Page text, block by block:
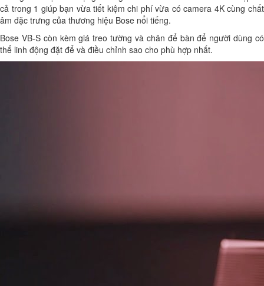
cả trong 1 giúp bạn vừa tiết kiệm chi phí vừa có camera 4K cùng chất
âm đặc trưng của thương hiệu Bose nổi tiếng.
Bose VB-S còn kèm giá treo tường và chân để bàn để người dùng có
thể linh động đặt để và điều chỉnh sao cho phù hợp nhất.